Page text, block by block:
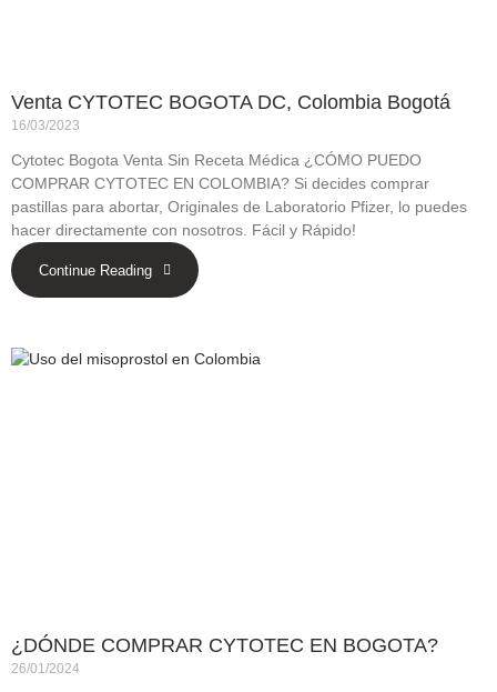
Venta CYTOTEC BOGOTA DC, Colombia Bogotá
16/03/2023
Cytotec Bogota Venta Sin Receta Médica ¿CÓMO PUEDO
COMPRAR CYTOTEC EN COLOMBIA? Si decides comprar
pastillas para abortar, Originales de Laboratorio Pfizer, lo puedes
hacer directamente con nosotros. Fácil y Rápido!
Continue Reading
¿DÓNDE COMPRAR CYTOTEC EN BOGOTA?
26/01/2024